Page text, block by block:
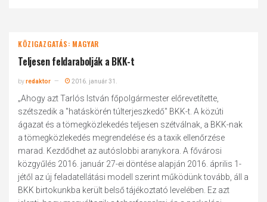
KÖZIGAZGATÁS: MAGYAR
Teljesen feldarabolják a BKK-t
byredaktor 2016. január 31.
„Ahogy azt Tarlós István főpolgármester előrevetítette,
szétszedik a "hatáskörén túlterjeszkedő" BKK-t. A közúti
ágazat és a tömegközlekedés teljesen szétválnak, a BKK-nak
a tömegközlekedés megrendelése és a taxik ellenőrzése
marad. Kezdődhet az autóslobbi aranykora. A fővárosi
közgyűlés 2016. január 27-ei döntése alapján 2016. április 1-
jétől az új feladatellátási modell szerint működünk tovább, áll a
BKK birtokunkba került belső tájékoztató levelében. Ez azt